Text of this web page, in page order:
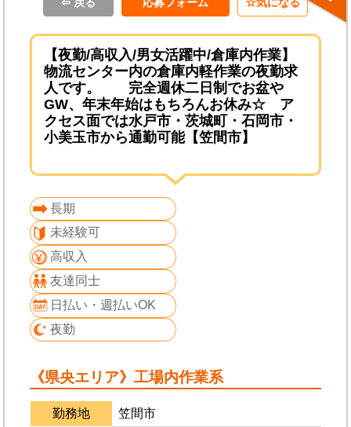
【夜勤/高収入/男女活躍中/倉庫内作業】
物流センター内の倉庫内軽作業の夜勤求
人です。 完全週休二日制でお盆や
GW、年末年始はもちろんお休み☆ ア
クセス面では水戸市・茨城町・石岡市・
小美玉市から通勤可能【笠間市】
長期
未経験可
高収入
友達同士
日払い・週払いOK
夜勤
《県央エリア》工場内作業系
勤務地 笠間市